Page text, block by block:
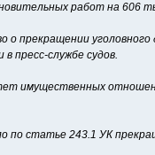
работ на 606
пресс-службе судов.
имущественных
по статье 243.1 УК